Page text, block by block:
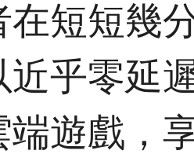
在短短幾
近乎零延
端遊戲，